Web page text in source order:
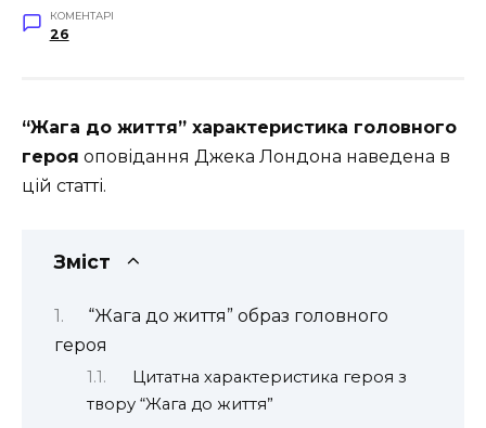
КОМЕНТАРІ
26
“Жага до життя” характеристика головного
героя оповідання Джека Лондона наведена в
цій статті.
Зміст
“Жага до життя” образ головного
героя
Цитатна характеристика героя з
твору “Жага до життя”